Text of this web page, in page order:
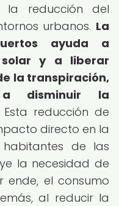
la reducción del
urbanos. La
ayuda a
y a liberar
la transpiración,
disminuir la
Esta reducción de
directo en la
de las
la necesidad de
ende, el consumo
al reducir la